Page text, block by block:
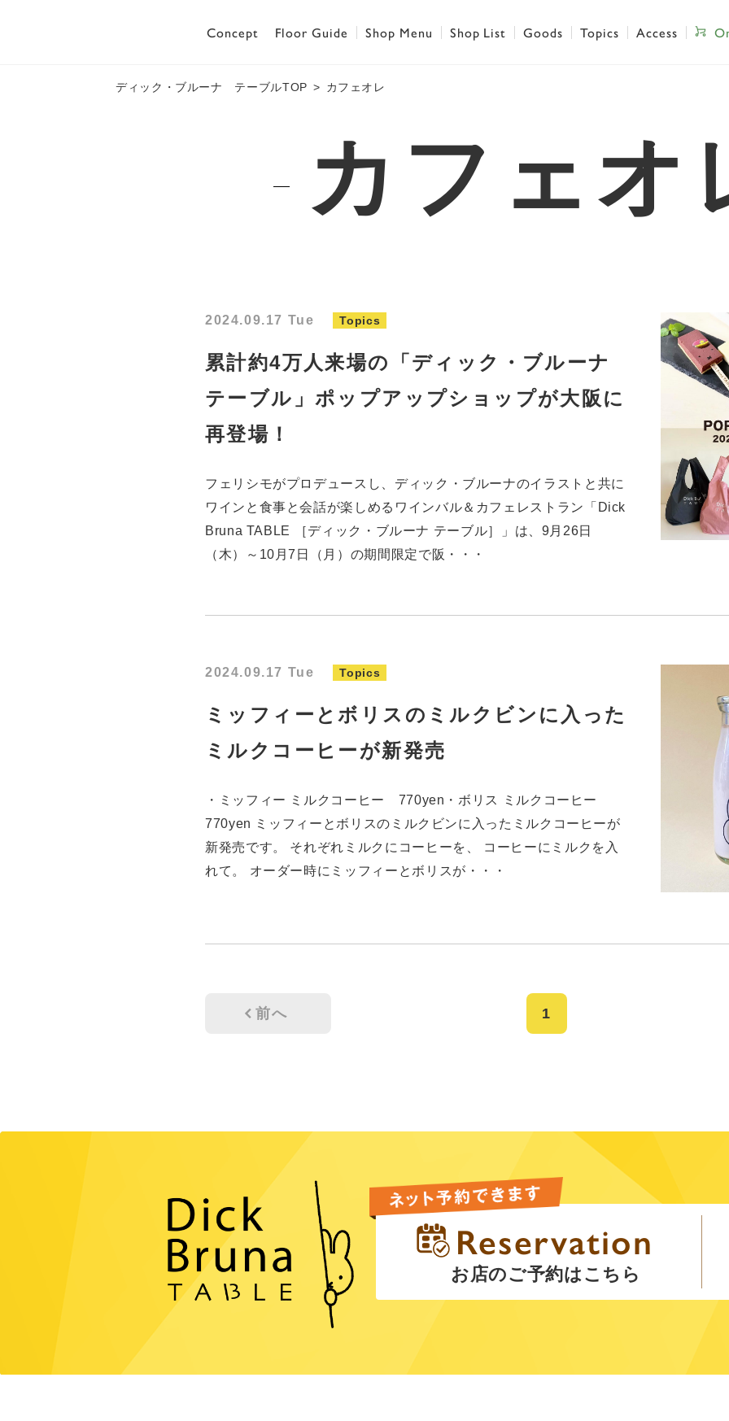
Floor Guide Shop Menu Shop List Goods
Concept Topics Access
ディック・ブルーナ テーブルTOP カフェオレ
カフェオ
2024.09.17 Tue Topics
累計約4万人来場の「ディック・ブルーナ
テーブル」ポップアップショップが大阪に
再登場！
フェリシモがプロデュースし、ディック・ブルーナのイラストと共に
ワインと食事と会話が楽しめるワインバル＆カフェレストラン「Dick
Bruna TABLE ［ディック・ブルーナ テーブル］」は、9月26日
（木）～10月7日（月）の期間限定で阪・・・
2024.09.17 Tue Topics
ミッフィーとボリスのミルクビンに入った
ミルクコーヒーが新発売
・ミッフィー ミルクコーヒー 770yen・ボリス ミルクコーヒー
770yen ミッフィーとボリスのミルクビンに入ったミルクコーヒーが
新発売です。 それぞれミルクにコーヒーを、 コーヒーにミルクを入
れて。 オーダー時にミッフィーとボリスが・・・
前へ 1
お店のご予約はこちら